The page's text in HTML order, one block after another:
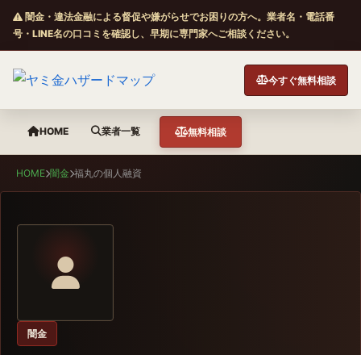
闇金・違法金融による督促や嫌がらせでお困りの方へ。業者名・電話番
号・LINE名の口コミを確認し、早期に専門家へご相談ください。
今すぐ無料相談
HOME 業者一覧 無料相談
HOME 闇金 福丸の個人融資
闇金